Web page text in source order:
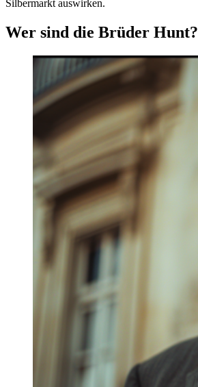
Silbermarkt auswirken.
Wer sind die Brüder Hunt?